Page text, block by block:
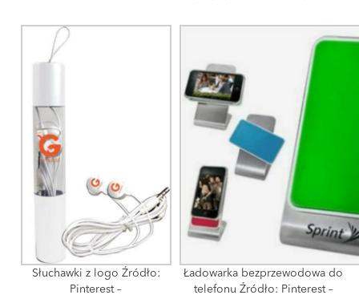
Słuchawki z logo Źródło:
Pinterest –
Ładowarka bezprzewodowa do
telefonu Źródło: Pinterest –